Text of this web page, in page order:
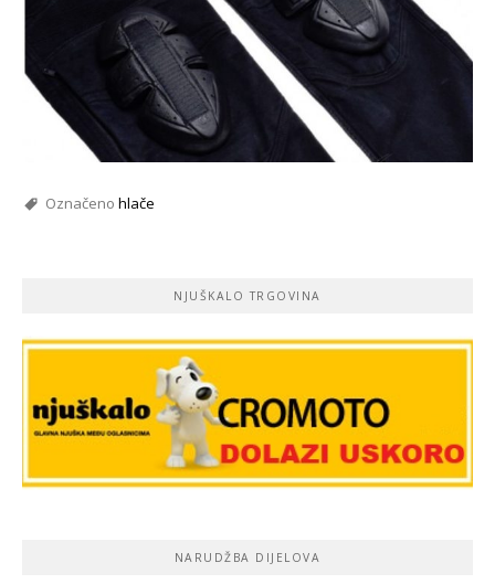
Označeno hlače
NJUŠKALO TRGOVINA
NARUDŽBA DIJELOVA